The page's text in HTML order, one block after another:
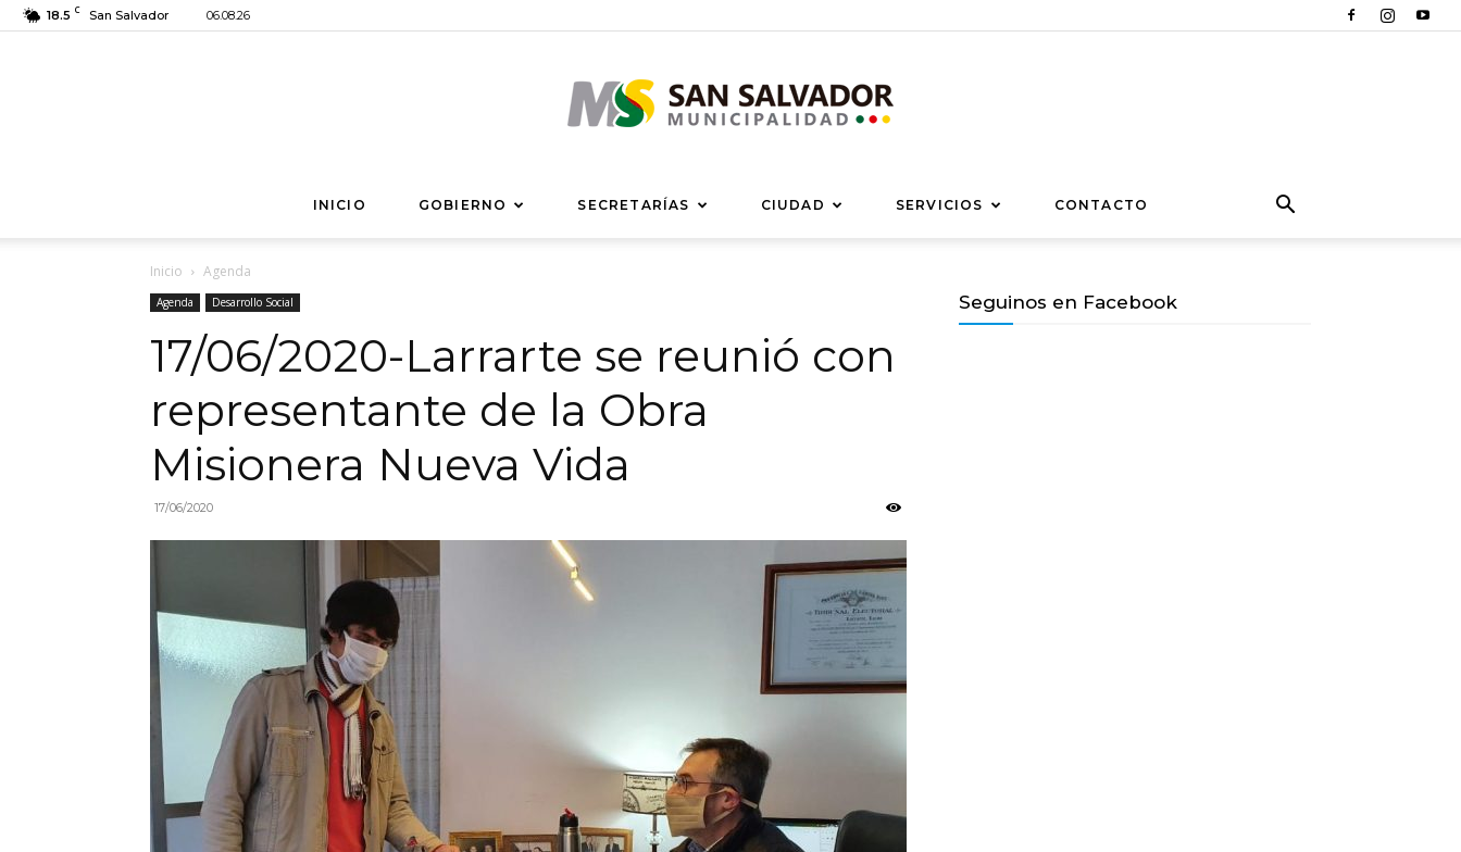
18.5 C San Salvador 06.08.26
Municipalidad
Salvador
INICIO GOBIERNO SECRETARÍAS CIUDAD SERVICIOS CONTACTO
Inicio Agenda
Agenda Desarrollo Social
17/06/2020-Larrarte se reunió con
representante de la Obra
Misionera Nueva Vida
17/06/2020
Seguinos en Facebook